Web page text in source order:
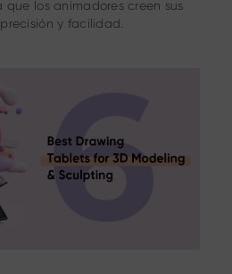
que los animadores creen sus
y facilidad.